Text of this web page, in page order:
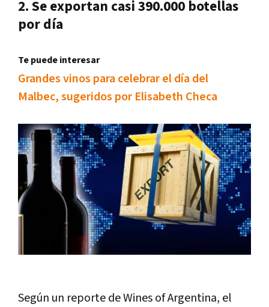
2. Se exportan casi 390.000 botellas
por día
Te puede interesar
Grandes vinos para celebrar el día del
Malbec, sugeridos por Elisabeth Checa
Según un reporte de Wines of Argentina, el